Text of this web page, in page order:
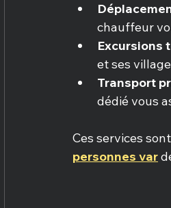
chauffeur
Excursions
et ses
Transport
dédié vous
Ces services
personnes var